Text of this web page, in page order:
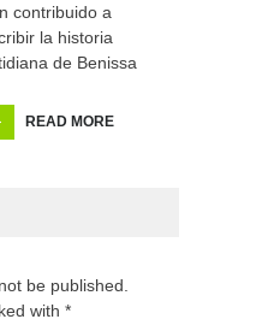
contribuido a
la historia
de Benissa
READ MORE
be published.
with *